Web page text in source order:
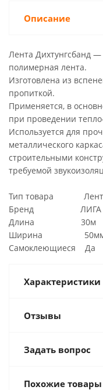
Описание
Лента Дихтунгсбанд
полимерная лента.
Изготовлена из
пропиткой.
Применяется, в
при проведении
Используется для
металлического
строительными
требуемой
Тип товара Лента
Бренд ЛИГА
Длина 30м
Ширина
Самоклеющиеся Да
Характеристики
Отзывы
Задать вопрос
Похожие товары